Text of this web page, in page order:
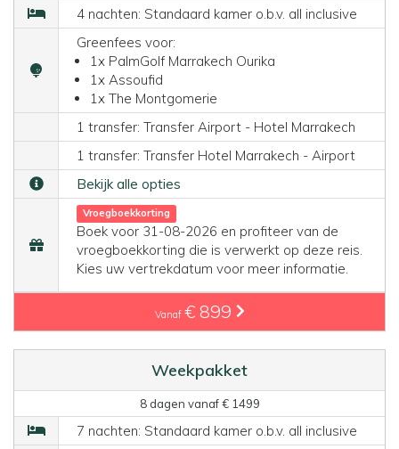
4 nachten: Standaard kamer o.b.v. all inclusive
Greenfees voor:
1x PalmGolf Marrakech Ourika
1x Assoufid
1x The Montgomerie
1 transfer: Transfer Airport - Hotel Marrakech
1 transfer: Transfer Hotel Marrakech - Airport
Bekijk alle opties
Vroegboekkorting
Boek voor 31-08-2026 en profiteer van de
vroegboekkorting die is verwerkt op deze reis.
Kies uw vertrekdatum voor meer informatie.
Vanaf € 899
Weekpakket
8 dagen vanaf € 1499
7 nachten: Standaard kamer o.b.v. all inclusive